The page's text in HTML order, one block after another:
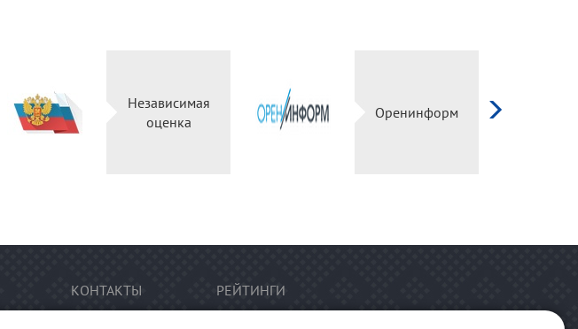
Независимая
оценка
Оренинформ
КОНТАКТЫ РЕЙТИНГИ